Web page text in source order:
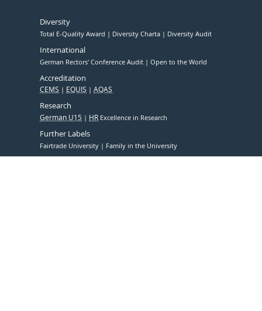
Diversity
Total E-Quality Award Diversity Charta Diversity Audit
International
German Rectors' Conference Audit Open to the World
Accreditation
CEMS EQUIS AQAS
Research
German U15 HR Excellence in Research
Further Labels
Fairtrade University Family in the University